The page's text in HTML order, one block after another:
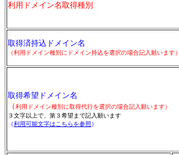
利用ドメイン名取得種別
取得済持込ドメイン名
（利用ドメイン種別にドメイン持込を選択の場合記入願います）
取得希望ドメイン名
（利用ドメイン種別に取得代行を選択の場合記入願います）
３文字以上で、第３希望まで記入願います
（利用可能文字はこちらを参照）